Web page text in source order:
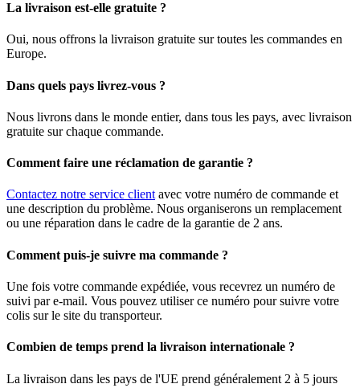
La livraison est-elle gratuite ?
Oui, nous offrons la livraison gratuite sur toutes les commandes en
Europe.
Dans quels pays livrez-vous ?
Nous livrons dans le monde entier, dans tous les pays, avec livraison
gratuite sur chaque commande.
Comment faire une réclamation de garantie ?
Contactez notre service clientavec votre numéro de commande et
une description du problème. Nous organiserons un remplacement
ou une réparation dans le cadre de la garantie de 2 ans.
Comment puis-je suivre ma commande ?
Une fois votre commande expédiée, vous recevrez un numéro de
suivi par e-mail. Vous pouvez utiliser ce numéro pour suivre votre
colis sur le site du transporteur.
Combien de temps prend la livraison internationale ?
La livraison dans les pays de l'UE prend généralement 2 à 5 jours